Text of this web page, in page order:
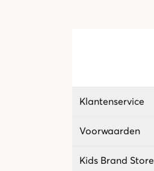
Klantenservice
Voorwaarden
Kids Brand Store